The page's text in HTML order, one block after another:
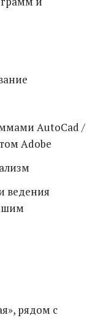
AutoCad /
Adobe
ведения
рядом с